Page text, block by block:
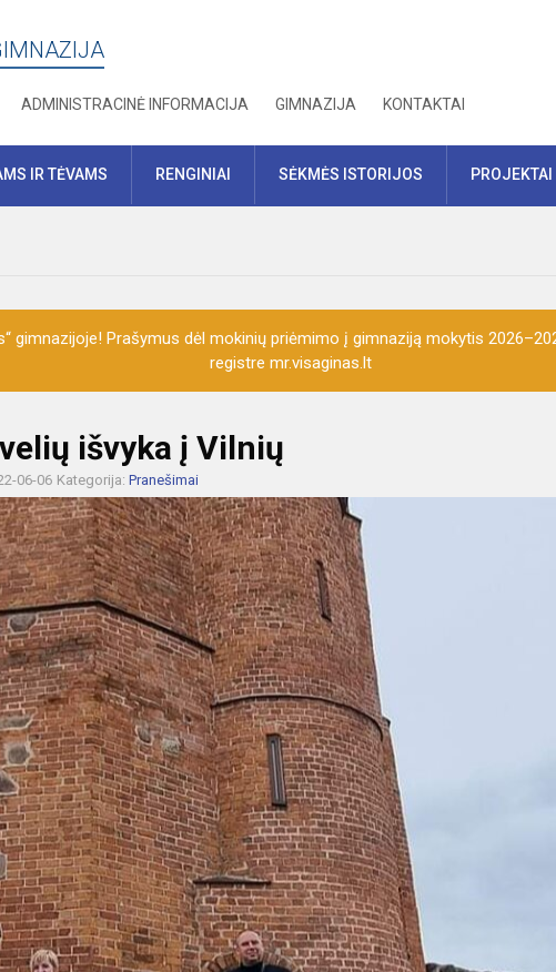
ADMINISTRACINĖ INFORMACIJA GIMNAZIJA KONTAKTAI
IR TĖVAMS RENGINIAI SĖKMĖS ISTORIJOS PROJEKTAI
gimnazijoje! Prašymus dėl mokinių priėmimo į gimnaziją mokytis
registre mr.visaginas.lt
išvyka į Vilnių
06-06 Kategorija: Pranešimai